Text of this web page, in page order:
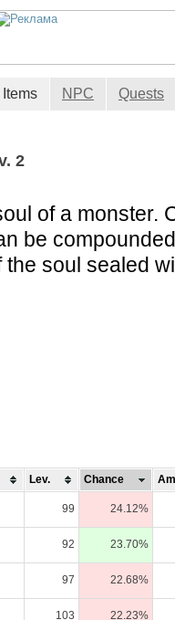
Items NPC Quests
2
of a monster.
be
soul sealed
Lev. Chance
99 24.12%
92 23.70%
97 22.68%
103 22.23%